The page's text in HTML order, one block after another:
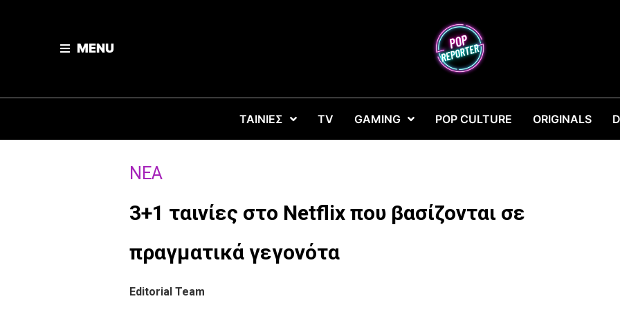
MENU
ΤΑΙΝΙΕΣ TV GAMING POP CULTURE ORIGINALS
ΝΈΑ
3+1 ταινίες στο Netflix που βασίζονται σε
πραγματικά γεγονότα
Editorial Team